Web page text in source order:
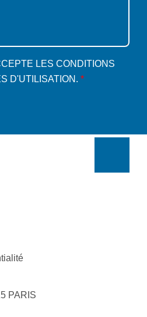
LES CONDITIONS
D'UTILISATION. *
PARIS